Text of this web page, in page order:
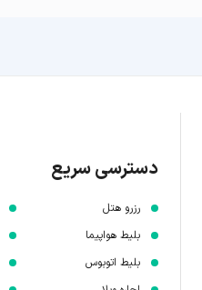
دسترسی سریع
رزرو هتل
بلیط هواپیما
بلیط اتوبوس